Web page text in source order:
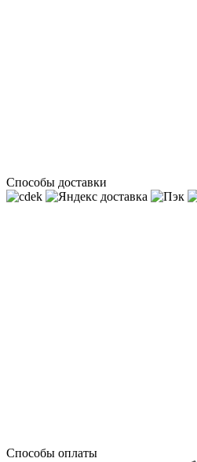
Способы доставки
Способы оплаты